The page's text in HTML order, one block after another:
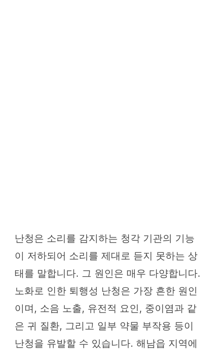
난청은 소리를 감지하는 청각 기관의 기능
이 저하되어 소리를 제대로 듣지 못하는 상
태를 말합니다. 그 원인은 매우 다양합니다.
노화로 인한 퇴행성 난청은 가장 흔한 원인
이며, 소음 노출, 유전적 요인, 중이염과 같
은 귀 질환, 그리고 일부 약물 부작용 등이
난청을 유발할 수 있습니다. 해남읍 지역에